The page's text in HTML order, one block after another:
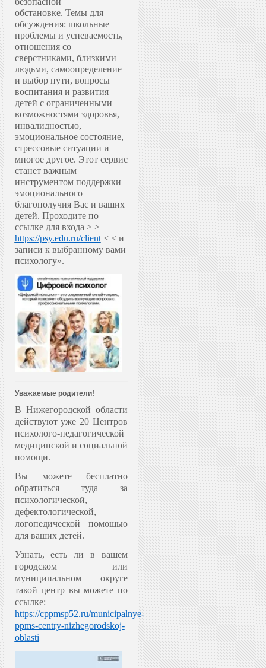
обстановке. Темы для
обсуждения: школьные
проблемы и успеваемость,
отношения со
сверстниками, близкими
людьми, самоопределение
и выбор пути, вопросы
воспитания и развития
детей с ограниченными
возможностями здоровья,
инвалидностью,
эмоциональное состояние,
стрессовые ситуации и
многое другое. Этот сервис
станет важным
инструментом поддержки
эмоционального
благополучия Вас и ваших
детей. Проходите по
ссылке для входа > >
https://psy.edu.ru/client< < и
записи к выбранному вами
психологу».
Уважаемые родители!
В Нижегородской области
действуют уже 20 Центров
психолого-педагогической
медицинской и социальной
помощи.
Вы можете бесплатно
обратиться туда за
психологической,
дефектологической,
логопедической помощью
для ваших детей.
Узнать, есть ли в вашем
городском или
муниципальном округе
такой центр вы можете по
ссылке:
https://cppmsp52.ru/municipalnye-
ppms-centry-nizhegorodskoj-
oblasti